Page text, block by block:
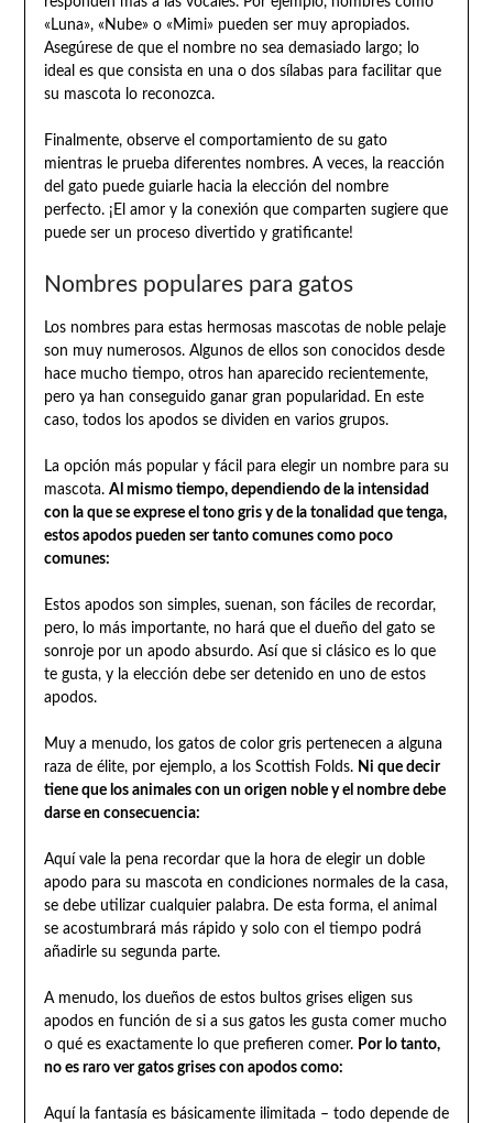
«Luna», «Nube» o «Mimi» pueden ser muy apropiados.
Asegúrese de que el nombre no sea demasiado largo; lo
ideal es que consista en una o dos sílabas para facilitar que
su mascota lo reconozca.
Finalmente, observe el comportamiento de su gato
mientras le prueba diferentes nombres. A veces, la reacción
del gato puede guiarle hacia la elección del nombre
perfecto. ¡El amor y la conexión que comparten sugiere que
puede ser un proceso divertido y gratificante!
Nombres populares para gatos
Los nombres para estas hermosas mascotas de noble pelaje
son muy numerosos. Algunos de ellos son conocidos desde
hace mucho tiempo, otros han aparecido recientemente,
pero ya han conseguido ganar gran popularidad. En este
caso, todos los apodos se dividen en varios grupos.
La opción más popular y fácil para elegir un nombre para su
mascota. Al mismo tiempo, dependiendo de la intensidad
con la que se exprese el tono gris y de la tonalidad que tenga,
estos apodos pueden ser tanto comunes como poco
comunes:
Estos apodos son simples, suenan, son fáciles de recordar,
pero, lo más importante, no hará que el dueño del gato se
sonroje por un apodo absurdo. Así que si clásico es lo que
te gusta, y la elección debe ser detenido en uno de estos
apodos.
Muy a menudo, los gatos de color gris pertenecen a alguna
raza de élite, por ejemplo, a los Scottish Folds. Ni que decir
tiene que los animales con un origen noble y el nombre debe
darse en consecuencia:
Aquí vale la pena recordar que la hora de elegir un doble
apodo para su mascota en condiciones normales de la casa,
se debe utilizar cualquier palabra. De esta forma, el animal
se acostumbrará más rápido y solo con el tiempo podrá
añadirle su segunda parte.
A menudo, los dueños de estos bultos grises eligen sus
apodos en función de si a sus gatos les gusta comer mucho
o qué es exactamente lo que prefieren comer. Por lo tanto,
no es raro ver gatos grises con apodos como:
Aquí la fantasía es básicamente ilimitada – todo depende de